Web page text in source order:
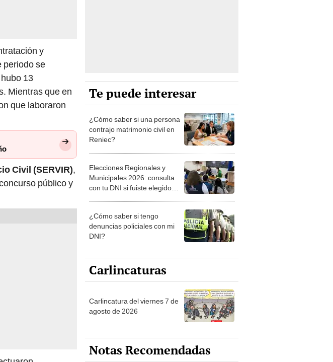
y
periodo se
13
Mientras que en
que laboraron
Civil (SERVIR),
público y
Te puede interesar
¿Cómo saber si una persona
contrajo matrimonio civil en
Reniec?
Elecciones Regionales y
Municipales 2026: consulta
con tu DNI si fuiste elegido
la ONPE
¿Cómo saber si tengo
denuncias policiales con mi
DNI?
Carlincaturas
Carlincatura del viernes 7 de
agosto de 2026
Notas Recomendadas